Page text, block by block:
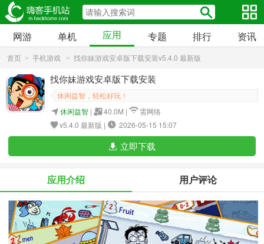
网游 单机 应用 专题 排行 资讯
首页 > 手机游戏 > 找你妹游戏安卓版下载安装v5.4.0 最新版
找你妹游戏安卓版下载安装
休闲益智，轻松好玩！
休闲益智 | 40.0M |
需网络
v5.4.0 最新版 |
2026-05-15 15:07
立即下载
应用介绍 用户评论